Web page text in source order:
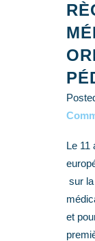
Le 11
sur
et